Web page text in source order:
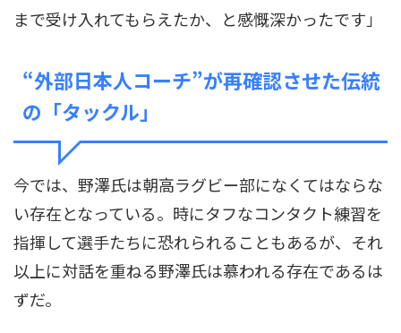
まで受け入れてもらえたか、と感慨深かったです」
“外部日本人コーチ”が再確認させた伝統
の「タックル」
今では、野澤氏は朝高ラグビー部になくてはならな
い存在となっている。時にタフなコンタクト練習を
指揮して選手たちに恐れられることもあるが、それ
以上に対話を重ねる野澤氏は慕われる存在であるは
ずだ。